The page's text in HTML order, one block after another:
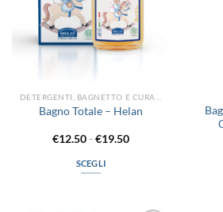
DETERGENTI, BAGNETTO E CURA DEL CORPO
Bagno Totale – Helan
€12.50- €19.50Fascia
SCEGLI